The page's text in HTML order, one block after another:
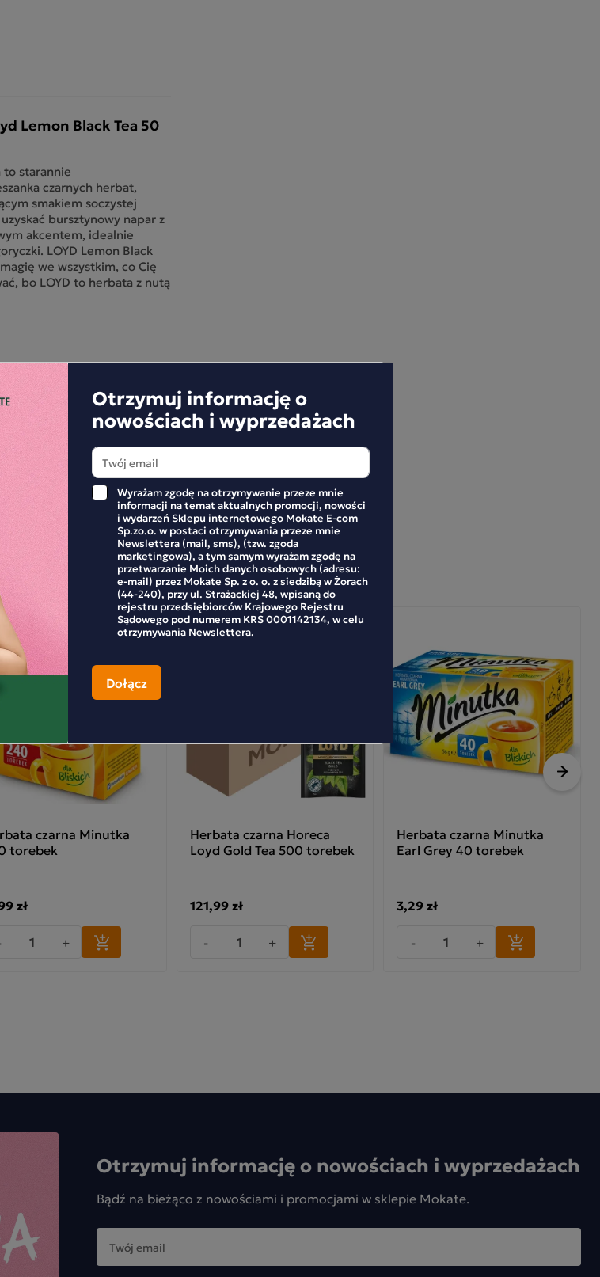
Lemon Black Tea 50
to starannie
czarnych herbat,
smakiem soczystej
bursztynowy napar z
akcentem, idealnie
LOYD Lemon Black
we wszystkim, co Cię
bo LOYD to herbata z nutą
listków ma szansę trafić
do słonecznych
które zawierają 20 lub 50
smak to bezsprzecznie
w kształcie piramidek.
absolutnie
materiału. Dzięki temu
się wyjątkowy bukiet
możesz cieszyć się w
czarna Minutka
torebek
zł
+
Herbata czarna Horeca
Loyd Gold Tea 500 torebek
121,99 zł
-
+
Herbata czarna Minutka
Earl Grey 40 torebek
3,29 zł
-
+
Otrzymuj informację o nowościach i wyprzedażach
Bądź na bieżąco z nowościami i promocjami w sklepie Mokate.
Otrzymuj informację o
nowościach i wyprzedażach
Wyrażam zgodę na otrzymywanie przeze mnie
informacji na temat aktualnych promocji, nowości
i wydarzeń Sklepu internetowego Mokate E-com
Sp.zo.o. w postaci otrzymywania przeze mnie
Newslettera (mail, sms), (tzw. zgoda
marketingowa), a tym samym wyrażam zgodę na
przetwarzanie Moich danych osobowych (adresu:
e-mail) przez Mokate Sp. z o. o. z siedzibą w Żorach
(44-240), przy ul. Strażackiej 48, wpisaną do
rejestru przedsiębiorców Krajowego Rejestru
Sądowego pod numerem KRS 0001142134, w celu
otrzymywania Newslettera.